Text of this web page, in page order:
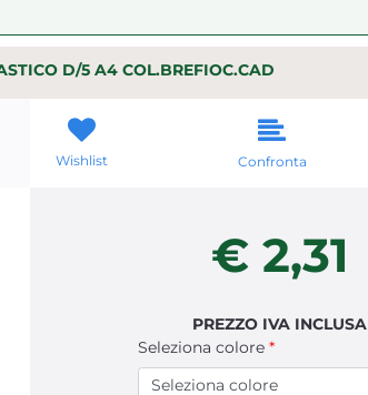
D/5 A4 COL.BREFIOC.CAD
Wishlist Confronta
€ 2,31
PREZZO IVA INCLUSA
Seleziona colore*